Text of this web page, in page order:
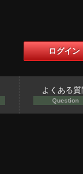
ログイン
よくある質
Question